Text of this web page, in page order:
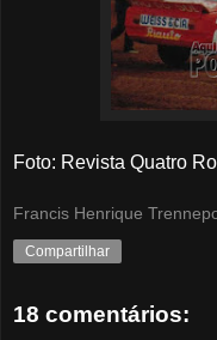
Foto: Revista Quatro
Francis Henrique
Compartilhar
18 comentários: